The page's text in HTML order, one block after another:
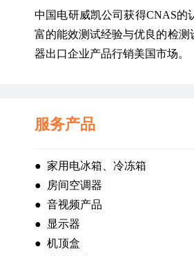
中国电研威凯公司获得CNAS的
富的能效测试经验与优良的检
器出口企业产品行销美国市场。
服务产品
● 家用电冰箱、冷冻箱
●
房间空调器
● 音视频产品
●
显示器
● 机顶盒